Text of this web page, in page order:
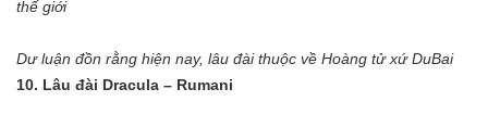
Dư luận đồn rằng hiện nay, lâu đài thuộc về Hoàng tử xứ DuBai
10. Lâu đài Dracula – Rumani